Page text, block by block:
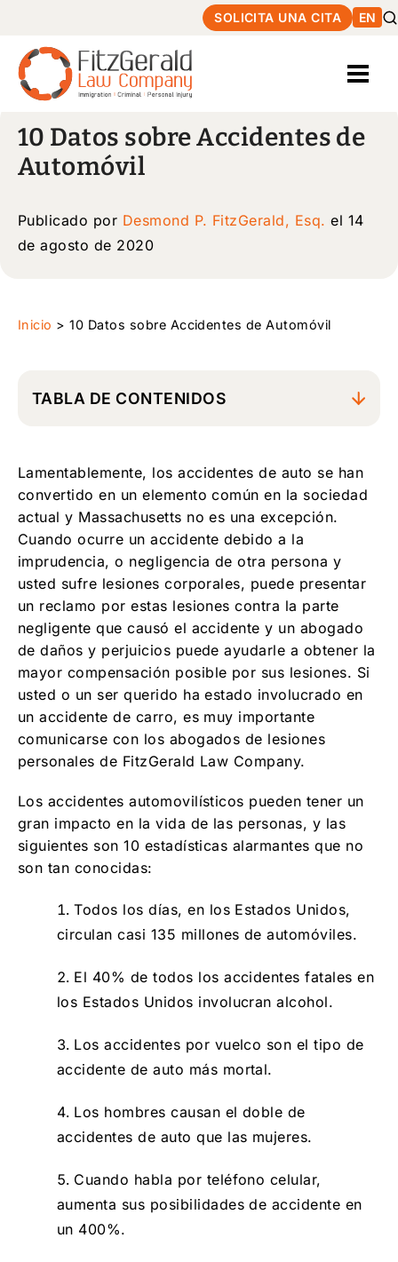
SOLICITA UNA CITA EN
10 Datos sobre Accidentes de
Automóvil
Publicado por Desmond P. FitzGerald, Esq. el 14
de agosto de 2020
Inicio >10 Datos sobre Accidentes de Automóvil
TABLA DE CONTENIDOS
Carro hoy
Lamentablemente, los accidentes de auto se han
convertido en un elemento común en la sociedad
actual y Massachusetts no es una excepción.
Cuando ocurre un accidente debido a la
imprudencia, o negligencia de otra persona y
usted sufre lesiones corporales, puede presentar
un reclamo por estas lesiones contra la parte
negligente que causó el accidente y un abogado
de daños y perjuicios puede ayudarle a obtener la
mayor compensación posible por sus lesiones. Si
usted o un ser querido ha estado involucrado en
un accidente de carro, es muy importante
comunicarse con los abogados de lesiones
personales de FitzGerald Law Company.
Los accidentes automovilísticos pueden tener un
gran impacto en la vida de las personas, y las
siguientes son 10 estadísticas alarmantes que no
son tan conocidas:
Todos los días, en los Estados Unidos,
circulan casi 135 millones de automóviles.
El 40% de todos los accidentes fatales en
los Estados Unidos involucran alcohol.
Los accidentes por vuelco son el tipo de
accidente de auto más mortal.
Los hombres causan el doble de
accidentes de auto que las mujeres.
Cuando habla por teléfono celular,
aumenta sus posibilidades de accidente en
un 400%.